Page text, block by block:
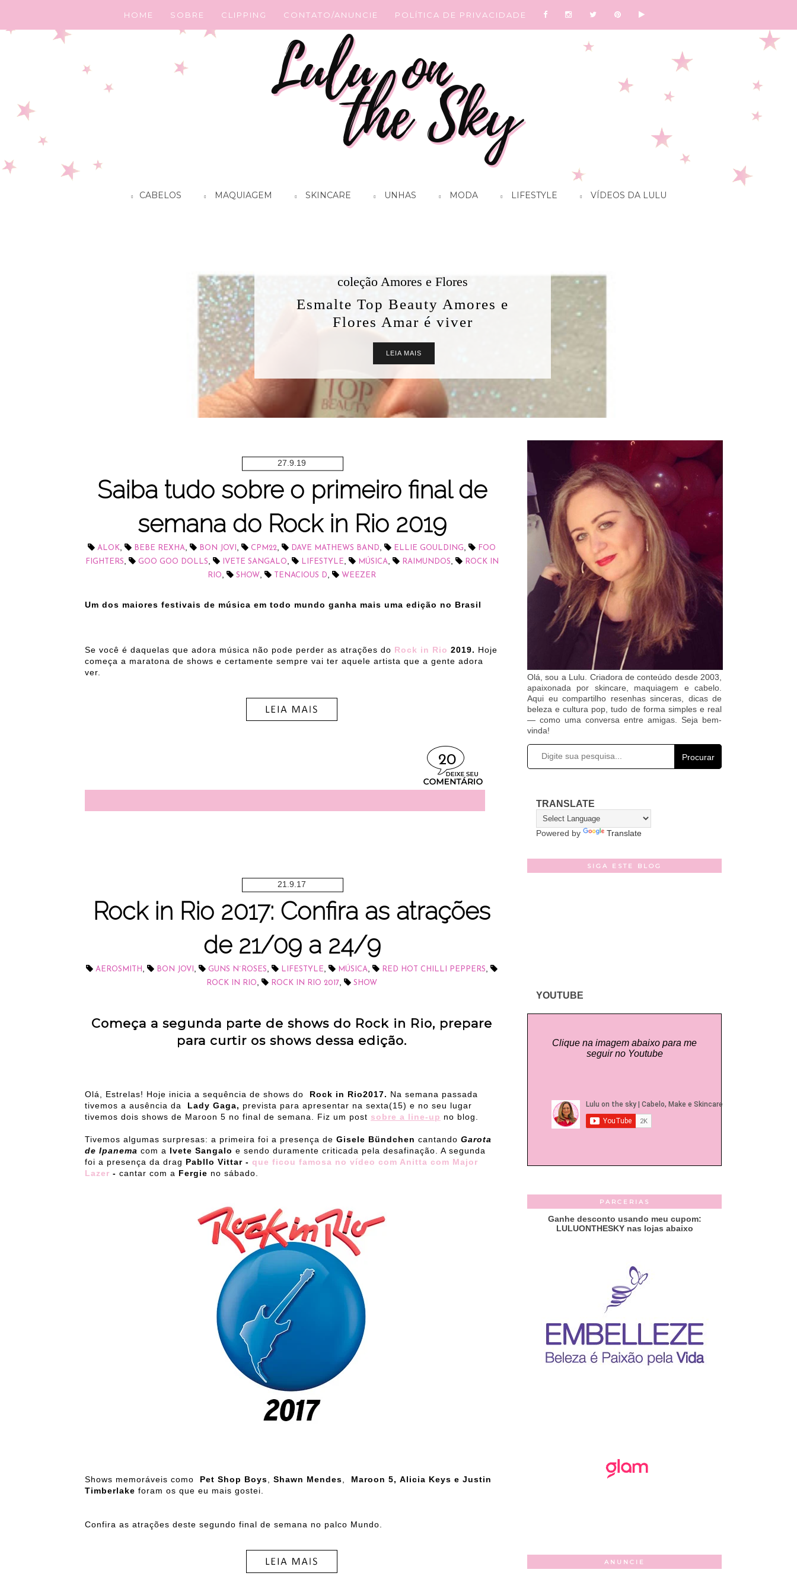
HOME SOBRE CLIPPING CONTATO/ANUNCIE POLÍTICA DE PRIVACIDADE
CABELOS MAQUIAGEM SKINCARE UNHAS MODA LIFESTYLE VÍDEOS DA LULU
coleção Amores e Flores
Esmalte Top Beauty Amores e
Flores Amar é viver
LEIA MAIS
27.9.19
Saiba tudo sobre o primeiro final de
semana do Rock in Rio 2019
ALOK BEBE REXHA BON JOVI CPM22 DAVE MATHEWS BAND ELLIE GOULDING
FOO
FIGHTERS
GOO GOO DOLLS IVETE SANGALO LIFESTYLE MÚSICA RAIMUNDOS
ROCK IN
RIO
SHOW TENACIOUS D WEEZER
Um dos maiores festivais de música em todo mundo ganha mais uma edição no Brasil
Se você é daquelas que adora música não pode perder as atrações do Rock in Rio 2019. Hoje
começa a maratona de shows e certamente sempre vai ter aquele artista que a gente adora
ver.
20
21.9.17
Rock in Rio 2017: Confira as atrações
de 21/09 a 24/9
AEROSMITH BON JOVI GUNS N´ROSES LIFESTYLE MÚSICA RED HOT CHILLI PEPPERS
ROCK IN RIO ROCK IN RIO 2017 SHOW
Começa a segunda parte de shows do Rock in Rio, prepare
para curtir os shows dessa edição.
Olá, Estrelas! Hoje inicia a sequência de shows do Rock in Rio2017. Na semana passada
tivemos a ausência da
Lady Gaga, prevista para apresentar na sexta(15) e no seu lugar
tivemos dois shows de Maroon 5 no final de semana. Fiz um post sobre a line-up no blog.
Tivemos algumas surpresas: a primeira foi a presença de Gisele Bündchen cantando Garota
de Ipanema com a Ivete Sangalo e sendo duramente criticada pela desafinação. A segunda
foi a presença da drag Pabllo Vittar - que ficou famosa no vídeo com Anitta com Major
Lazer - cantar com a Fergie no sábado.
Shows memoráveis como Pet Shop Boys Shawn Mendes Maroon 5, Alicia Keys e Justin
Timberlake foram os que eu mais gostei.
Confira as atrações deste segundo final de semana no palco Mundo.
Olá, sou a Lulu. Criadora de conteúdo desde 2003,
apaixonada por skincare, maquiagem e cabelo.
Aqui eu compartilho resenhas sinceras, dicas de
beleza e cultura pop, tudo de forma simples e real
— como uma conversa entre amigas. Seja bem-
vinda!
Procurar
TRANSLATE
Powered by Translate
SIGA ESTE BLOG
YOUTUBE
Clique na imagem abaixo para me
seguir no Youtube
PARCERIAS
Ganhe desconto usando meu cupom:
LULUONTHESKY nas lojas abaixo
ANUNCIE